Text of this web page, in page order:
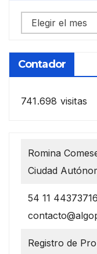
Notas
anteriores
Contador
741.698 visitas
Romina
Ciudad
54 11 44373716
Registro de